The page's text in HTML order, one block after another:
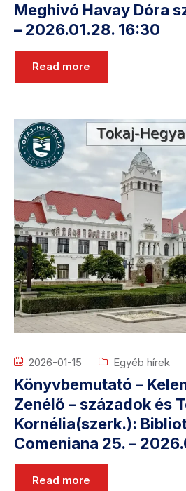
Meghívó Havay Dóra
– 2026.01.28. 16:30
Read more
2026-01-15 Egyéb hírek
Könyvbemutató –
Zenélő – századok és
Kornélia(szerk.):
Comeniana 25. –
Read more